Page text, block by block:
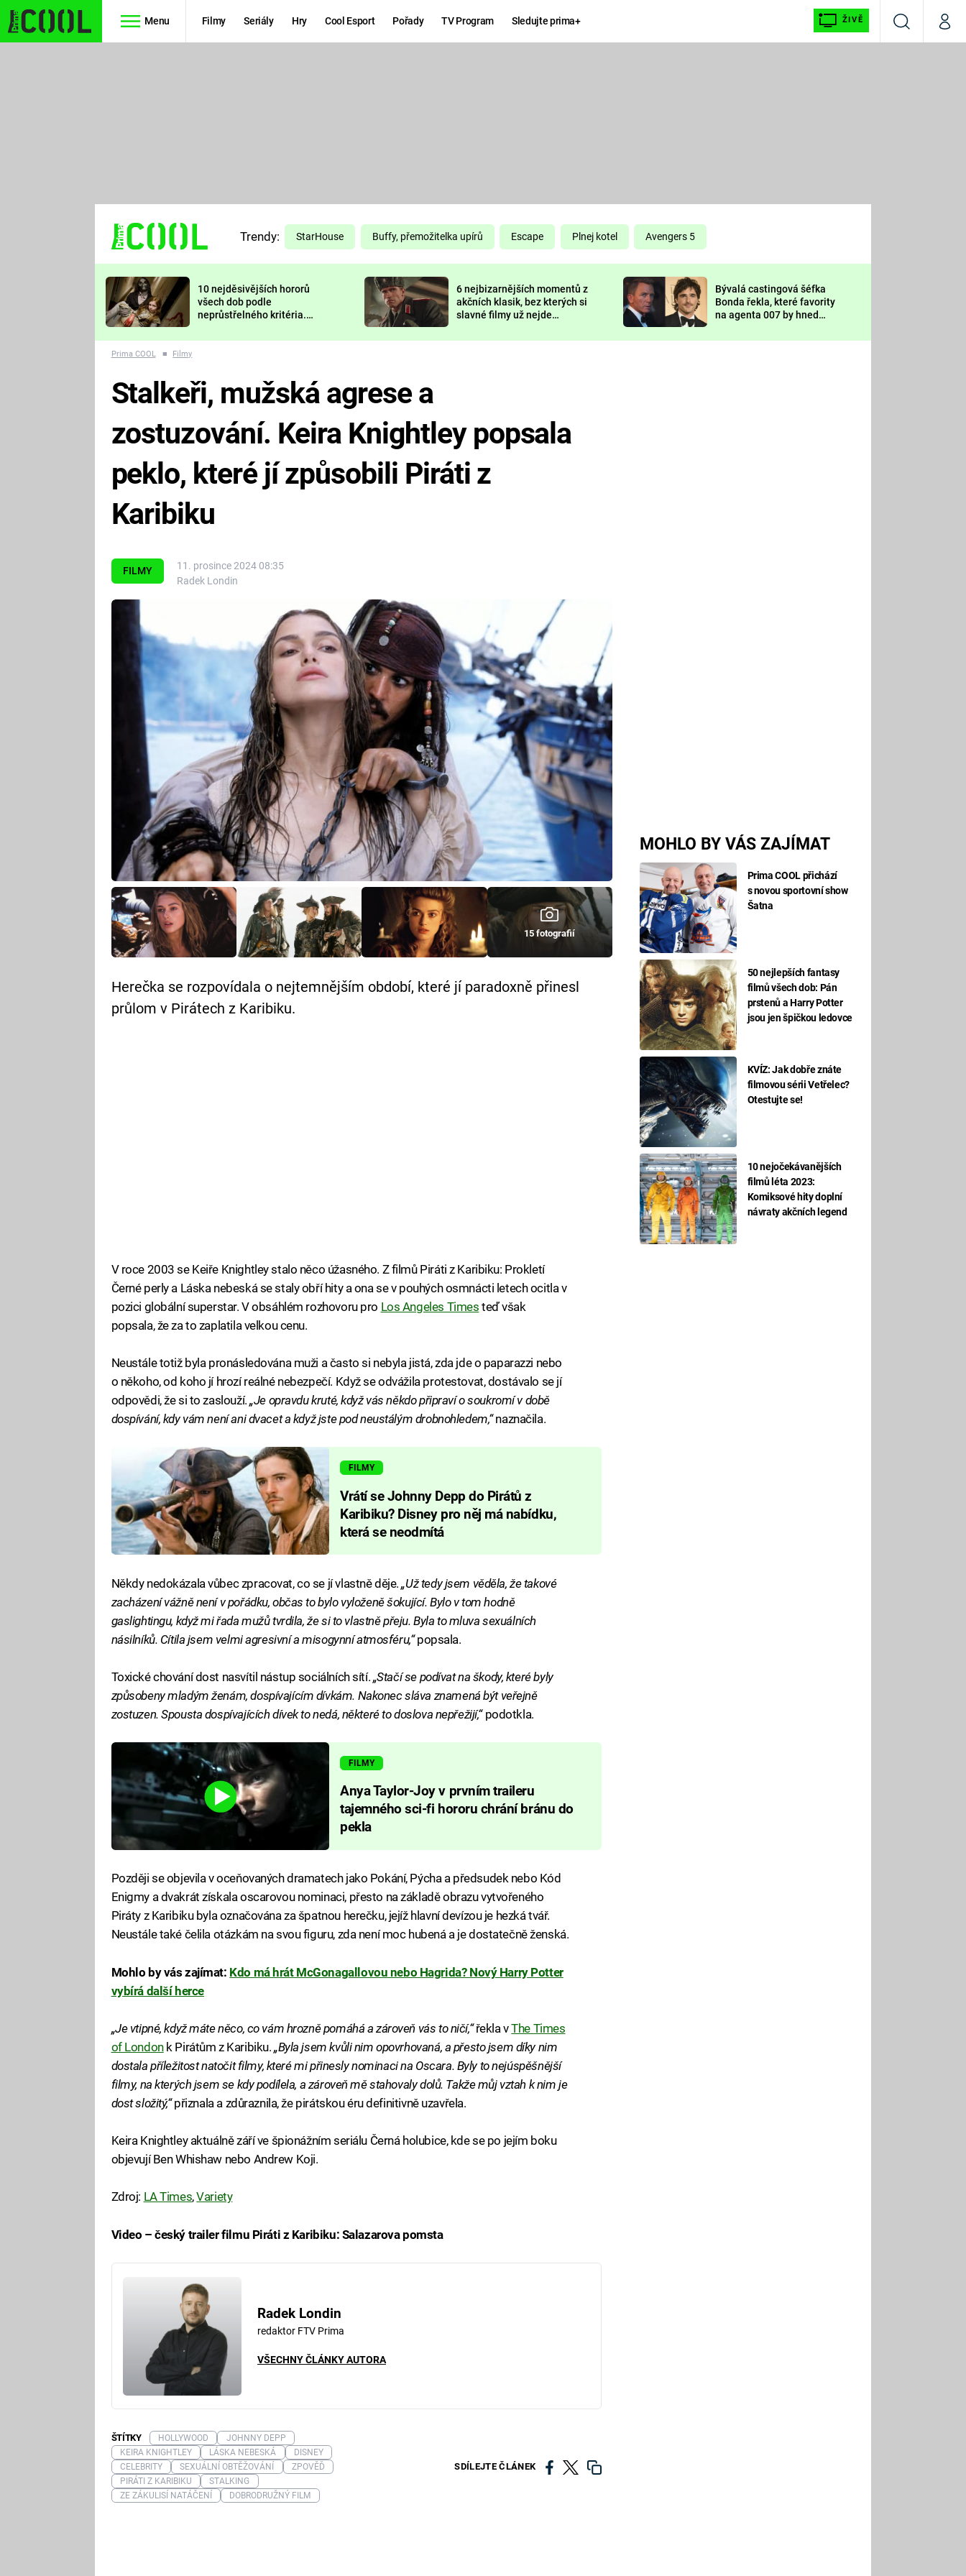
Menu Filmy Seriály Hry Cool Esport Pořady TV Program Sledujte prima+ ŽIVĚ
VyhledáváníMůj
TŘESKU
FUTURAMA
PREDÁTOR
DELIVERANCE
KOMEDIE
CHUCK
NORRIS
DEADPOOL
Prima LAJK
Sledujte nás
Trendy: StarHouse Buffy, přemožitelka upírů Escape Plnej kotel Avengers 5
10 nejděsivějších hororů
všech dob podle
neprůstřelného kritéria.
nejvíc zvednou tep?
6 nejbizarnějších momentů z
akčních klasik, bez kterých si
slavné filmy už nejde
Bývalá castingová šéfka
Bonda řekla, které favority
na agenta 007 by hned
Prima COOL ■ Filmy
FILMY
11. prosince 2024 08:35
Radek Londin
MOHLO BY VÁS ZAJÍMAT
Prima COOL přichází
s novou sportovní show
Šatna
50 nejlepších fantasy
filmů všech dob: Pán
prstenů a Harry Potter
jsou jen špičkou ledovce
KVÍZ: Jak dobře znáte
filmovou sérii Vetřelec?
Otestujte se!
10 nejočekávanějších
filmů léta 2023:
Komiksové hity doplní
návraty akčních legend
Stalkeři, mužská agrese a
zostuzování. Keira Knightley popsala
peklo, které jí způsobili Piráti z
Karibiku
15 fotografií
Herečka se rozpovídala o nejtemnějším období, které jí paradoxně přinesl
průlom v Pirátech z Karibiku.
V roce 2003 se Keiře Knightley stalo něco úžasného. Z filmů Piráti z Karibiku: Prokletí
Černé perly a Láska nebeská se staly obří hity a ona se v pouhých osmnácti letech ocitla v
pozici globální superstar. V obsáhlém rozhovoru pro Los Angeles Times teď však
popsala, že za to zaplatila velkou cenu.
Neustále totiž byla pronásledována muži a často si nebyla jistá, zda jde o paparazzi nebo
o někoho, od koho jí hrozí reálné nebezpečí. Když se odvážila protestovat, dostávalo se jí
odpovědi, že si to zaslouží.„Je opravdu kruté, když vás někdo připraví o soukromí v době
dospívání, kdy vám není ani dvacet a když jste pod neustálým drobnohledem,“naznačila.
FILMY
Vrátí se Johnny Depp do Pirátů z
Karibiku? Disney pro něj má nabídku,
která se neodmítá
Někdy nedokázala vůbec zpracovat, co se jí vlastně děje.„Už tedy jsem věděla, že takové
zacházení vážně není v pořádku, občas to bylo vyloženě šokující. Bylo v tom hodně
gaslightingu, když mi řada mužů tvrdila, že si to vlastně přeju. Byla to mluva sexuálních
násilníků. Cítila jsem velmi agresivní a misogynní atmosféru,“popsala.
Toxické chování dost nasvítil nástup sociálních sítí. „Stačí se podívat na škody, které byly
způsobeny mladým ženám, dospívajícím dívkám. Nakonec sláva znamená být veřejně
zostuzen. Spousta dospívajících dívek to nedá, některé to doslova nepřežijí,“podotkla.
FILMY
Anya Taylor-Joy v prvním traileru
tajemného sci-fi hororu chrání bránu do
pekla
Později se objevila v oceňovaných dramatech jako Pokání, Pýcha a předsudek nebo Kód
Enigmy a dvakrát získala oscarovou nominaci, přesto na základě obrazu vytvořeného
Piráty z Karibiku byla označována za špatnou herečku, jejíž hlavní devízou je hezká tvář.
Neustále také čelila otázkám na svou figuru, zda není moc hubená a je dostatečně ženská.
Mohlo by vás zajímat: Kdo má hrát McGonagallovou nebo Hagrida? Nový Harry Potter
vybírá další herce
„Je vtipné, když máte něco, co vám hrozně pomáhá a zároveň vás to ničí,“řekla vThe Times
of Londonk Pirátům z Karibiku. „Byla jsem kvůli nim opovrhovaná, a přesto jsem díky nim
dostala příležitost natočit filmy, které mi přinesly nominaci na Oscara. Byly to nejúspěšnější
filmy, na kterých jsem se kdy podílela, a zároveň mě stahovaly dolů. Takže můj vztah k nim je
dost složitý,“přiznala a zdůraznila, že pirátskou éru definitivně uzavřela.
Keira Knightley aktuálně září ve špionážním seriálu Černá holubice, kde se po jejím boku
objevují Ben Whishaw nebo Andrew Koji.
Zdroj: LA Times,Variety
Video – český trailer filmu Piráti z Karibiku: Salazarova pomsta
Radek Londin
redaktor FTV Prima
VŠECHNY ČLÁNKY AUTORA
SDÍLEJTE ČLÁNEK
ŠTÍTKY HOLLYWOOD
JOHNNY DEPP
KEIRA KNIGHTLEY
LÁSKA NEBESKÁ
DISNEY
CELEBRITY
SEXUÁLNÍ OBTĚŽOVÁNÍ
ZPOVĚĎ
PIRÁTI Z KARIBIKU
STALKING
ZE ZÁKULISÍ NATÁČENÍ
DOBRODRUŽNÝ FILM